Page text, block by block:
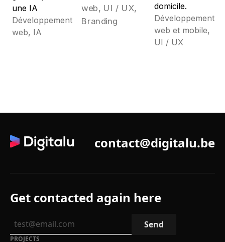
une IA
Développement
web, IA
web, UI / UX,
Branding
domicile.
Développement
web et mobile,
UI / UX